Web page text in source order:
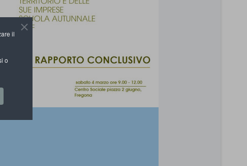
il
o